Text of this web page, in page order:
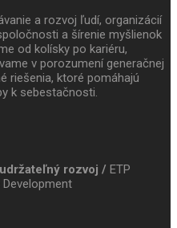
a rozvoj ľudí, organizácií
a šírenie myšlienok
od kolísky po kariéru,
v porozumení generačnej
riešenia, ktoré pomáhajú
k sebestačnosti.
rozvoj / ETP